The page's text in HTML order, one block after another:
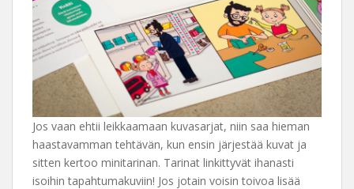
Jos vaan ehtii leikkaamaan kuvasarjat, niin saa hieman
haastavamman tehtävän, kun ensin järjestää kuvat ja
sitten kertoo minitarinan. Tarinat linkittyvät ihanasti
isoihin tapahtumakuviin! Jos jotain voisin toivoa lisää